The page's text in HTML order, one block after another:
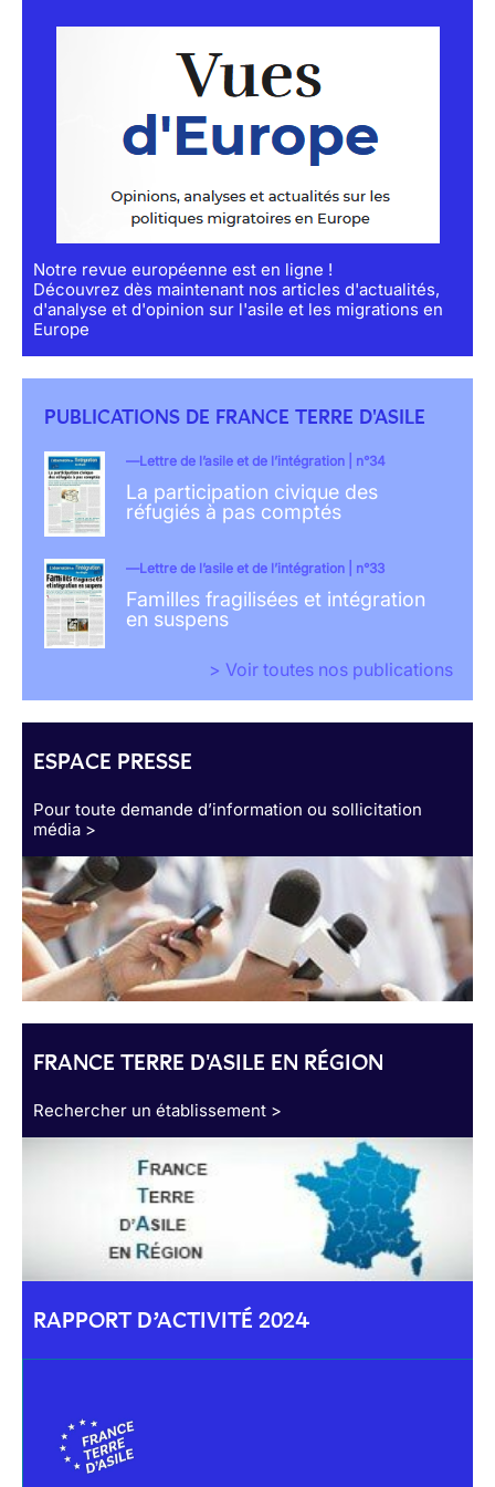
Notre revue européenne est en ligne !
Découvrez dès maintenant nos articles d'actualités,
d'analyse et d'opinion sur l'asile et les migrations en
Europe
PUBLICATIONS DE FRANCE TERRE D'ASILE
Lettre de l’asile et de l’intégration | n°34
La participation civique des
réfugiés à pas comptés
Lettre de l’asile et de l’intégration | n°33
Familles fragilisées et intégration
en suspens
> Voir toutes nos publications
ESPACE PRESSE
Pour toute demande d’information ou sollicitation
média >
FRANCE TERRE D'ASILE EN RÉGION
Rechercher un établissement >
RAPPORT D’ACTIVITÉ 2024